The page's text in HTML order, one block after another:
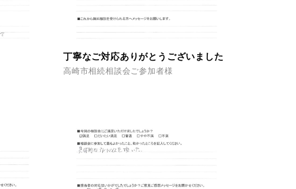
丁寧なご対応ありがとうございました
高崎市相続相談会ご参加者様